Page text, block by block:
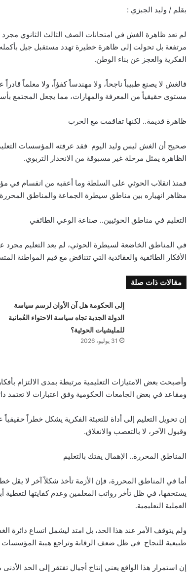
بقلم / وليد الجبزي :
لم تعد ظاهرة الغش في امتحانات الصف الثالث الثانوي
مرتفعة بل تحولت إلى ظاهرة خطيرة تهدد مستقبل جيل
الفكرية والعجز عن بناء الوطن.
فالغش لا يصنع طبيباً ناجحاً، ولا مهندساً كفؤاً، ولا معلماً
مستوى حقيقياً من المعرفة والمهارات، مما يجعل المجتمع
ظاهرة قديمة.. لكنها تفاقمت مع الحرب
صحيح أن الغش ليس وليد اليوم فقد عرفته المؤسسات
الظاهرة يمثل مرحلة غير مسبوقة من الانحدار التربوي.
فمنذ انقلاب الحوثي على السلطة وما أعقبه من انقسام في
مظاهر انهياره بين مناطق سيطرة الجماعة والمناطق
التعليم في مناطق الحوثيين.. صناعة الوعي الطائفي
في المناطق الخاضعة لسيطرة الحوثي، لم يعد التعليم مجرد
الأفكار الطائفية والعقائدية التي تتناقض مع قيم المواطنة
مقالات ذات صلة
إلى الحكومة هل آن الأوان لرسم سياسة
الدولة الجدية تجاه سياسة الاحتواء العُمانية
للمليشيات الحوثية؟
31 يوليو، 2026
وأصبحت بعض الامتيازات التعليمية مرتبطة بمدى الالتزام
ومقاعد في بعض الجامعات الحكومية وفق اعتبارات لا تعتمد
إن تحويل التعليم إلى أداة للتعبئة الفكرية يشكل خطراً
وقبول الآخر، لا بالتعصب والانغلاق.
المناطق المحررة.. الإهمال يفتك بالتعليم
أما في المناطق المحررة، فإن الأزمة تأخذ شكلاً آخر لا يقل
يستحقها، في ظل تأخر رواتب المعلمين وعدم كفايتها
العملية التعليمية.
ولم يتوقف الأمر عند هذا الحد، بل امتد ليشمل اتساع دائرة
طبيعية للنجاح في ظل ضعف الرقابة وتراجع هيبة المؤسسات
إن استمرار هذا الواقع يعني إنتاج أجيال تفتقر إلى الحد